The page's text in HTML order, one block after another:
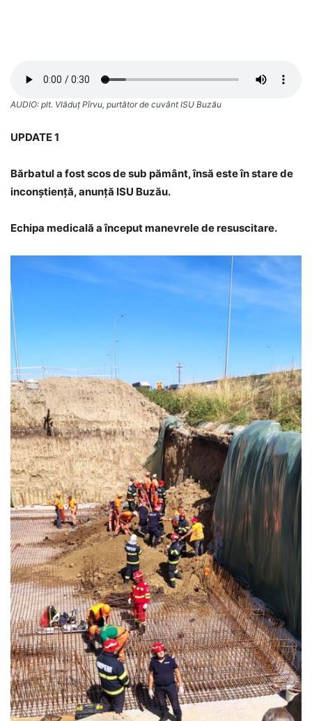
AUDIO: plt. Vlăduț Pîrvu, purtător de cuvânt ISU Buzău
UPDATE 1
Bărbatul a fost scos de sub pământ, însă este în stare de
inconștiență, anunță ISU Buzău.
Echipa medicală a început manevrele de resuscitare.